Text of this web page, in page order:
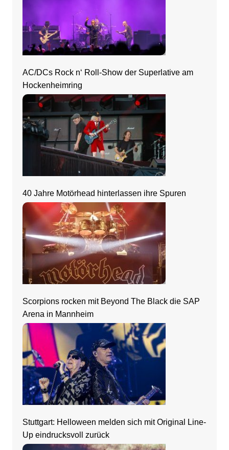
AC/DCs Rock n‘ Roll-Show der Superlative am
Hockenheimring
40 Jahre Motörhead hinterlassen ihre Spuren
Scorpions rocken mit Beyond The Black die SAP
Arena in Mannheim
Stuttgart: Helloween melden sich mit Original Line-
Up eindrucksvoll zurück